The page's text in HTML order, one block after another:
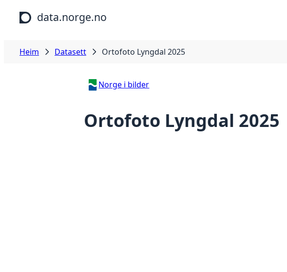
Hopp til hovudinnhald
data.norge.no
Heim Datasett Ortofoto Lyngdal 2025
Norge i bilder
Ortofoto Lyngdal 2025